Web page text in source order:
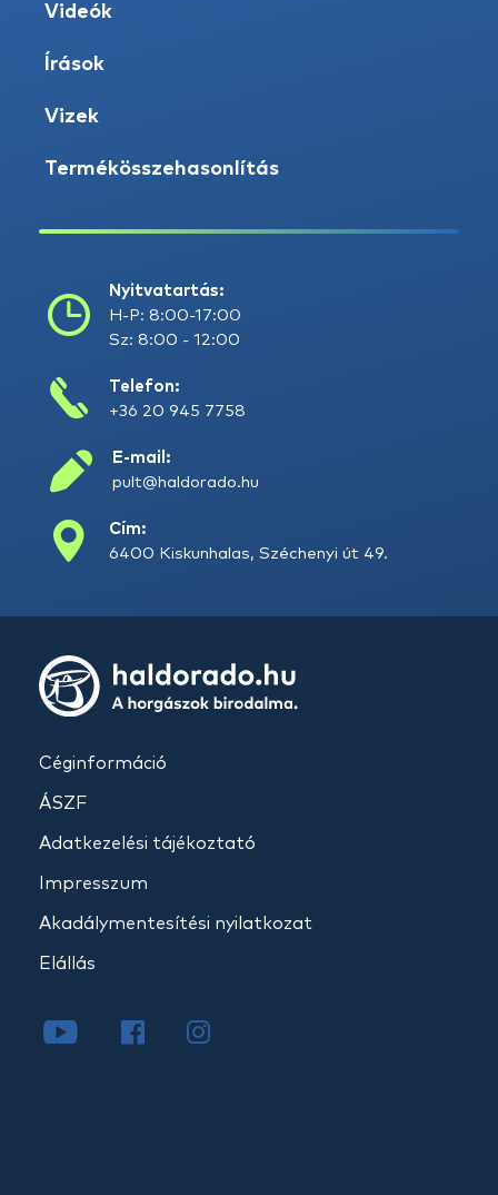
Videók
Írások
Vizek
Termékösszehasonlítás
Nyitvatartás:
H-P: 8:00-17:00
Sz: 8:00 - 12:00
Telefon:
+36 20 945 7758
E-mail:
pult@haldorado.hu
Cím:
6400 Kiskunhalas, Széchenyi út 49.
Céginformáció
ÁSZF
Adatkezelési tájékoztató
Impresszum
Akadálymentesítési nyilatkozat
Elállás